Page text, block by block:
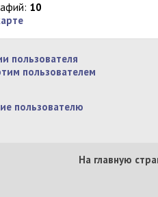
10
пользователя
пользователем
пользователю
На главную